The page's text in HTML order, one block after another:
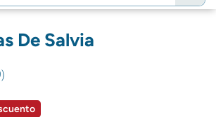
De Salvia
)